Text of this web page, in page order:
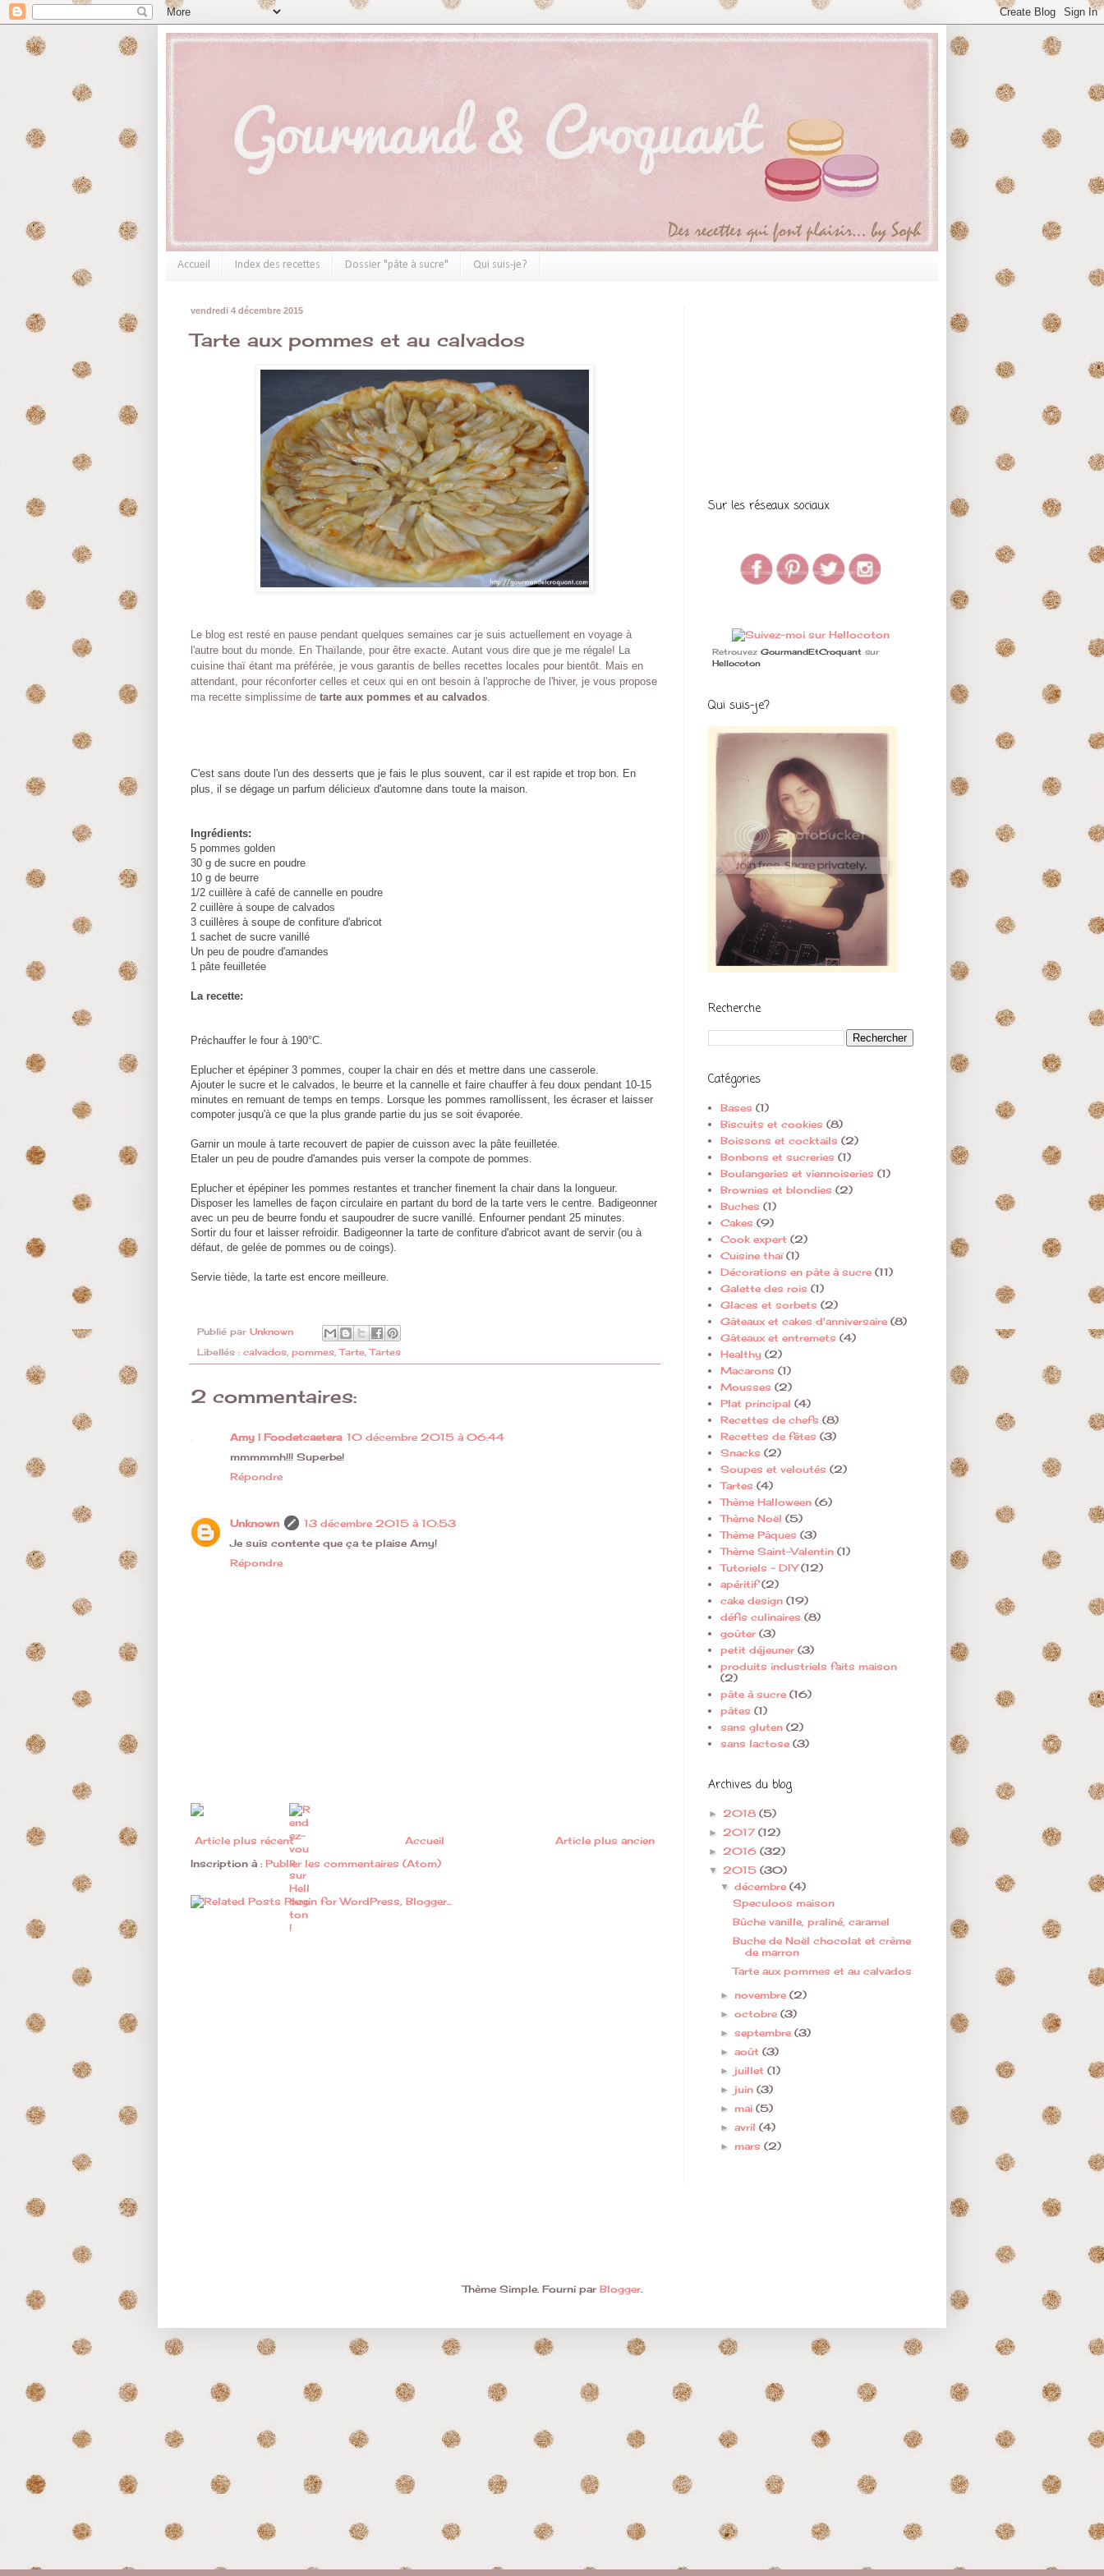
Accueil Index des recettes Dossier "pâte à sucre" Qui suis-je?
vendredi 4 décembre 2015
Tarte aux pommes et au calvados
Le blog est resté en pause pendant quelques semaines car je suis actuellement en voyage à
l'autre bout du monde. En Thaïlande, pour être exacte. Autant vous dire que je me régale! La
cuisine thaï étant ma préférée, je vous garantis de belles recettes locales pour bientôt. Mais en
attendant, pour réconforter celles et ceux qui en ont besoin à l'approche de l'hiver, je vous propose
ma recette simplissime de tarte aux pommes et au calvados.
C'est sans doute l'un des desserts que je fais le plus souvent, car il est rapide et trop bon. En
plus, il se dégage un parfum délicieux d'automne dans toute la maison.
Ingrédients:
5 pommes golden
30 g de sucre en poudre
10 g de beurre
1/2 cuillère à café de cannelle en poudre
2 cuillère à soupe de calvados
3 cuillères à soupe de confiture d'abricot
1 sachet de sucre vanillé
Un peu de poudre d'amandes
1 pâte feuilletée
La recette:
Préchauffer le four à 190°C.
Eplucher et épépiner 3 pommes, couper la chair en dés et mettre dans une casserole.
Ajouter le sucre et le calvados, le beurre et la cannelle et faire chauffer à feu doux pendant 10-15
minutes en remuant de temps en temps. Lorsque les pommes ramollissent, les écraser et laisser
compoter jusqu'à ce que la plus grande partie du jus se soit évaporée.
Garnir un moule à tarte recouvert de papier de cuisson avec la pâte feuilletée.
Etaler un peu de poudre d'amandes puis verser la compote de pommes.
Eplucher et épépiner les pommes restantes et trancher finement la chair dans la longueur.
Disposer les lamelles de façon circulaire en partant du bord de la tarte vers le centre. Badigeonner
avec un peu de beurre fondu et saupoudrer de sucre vanillé. Enfourner pendant 25 minutes.
Sortir du four et laisser refroidir. Badigeonner la tarte de confiture d'abricot avant de servir (ou à
défaut, de gelée de pommes ou de coings).
Servie tiède, la tarte est encore meilleure.
Publié par Unknown
Libellés : calvados, pommes,Tarte,Tartes
2 commentaires:
Amy | Foodetcaetera 10 décembre 2015 à 06:44
mmmmmh!!! Superbe!
Répondre
Unknown
13 décembre 2015 à 10:53
Je suis contente que ça te plaise Amy!
Répondre
Article plus récent Article plus ancien
Accueil
Inscription à : Publier les commentaires (Atom)
Sur les réseaux sociaux
Retrouvez GourmandEtCroquant sur
Hellocoton
Qui suis-je?
Recherche
Catégories
Bases (1)
Biscuits et cookies (8)
Boissons et cocktails (2)
Bonbons et sucreries (1)
Boulangeries et viennoiseries (1)
Brownies et blondies (2)
Buches (1)
Cakes (9)
Cook expert (2)
Cuisine thaï (1)
Décorations en pâte à sucre (11)
Galette des rois (1)
Glaces et sorbets (2)
Gâteaux et cakes d'anniversaire (8)
Gâteaux et entremets (4)
Healthy (2)
Macarons (1)
Mousses (2)
Plat principal (4)
Recettes de chefs (8)
Recettes de fêtes (3)
Snacks (2)
Soupes et veloutés (2)
Tartes (4)
Thème Halloween (6)
Thème Noël (5)
Thème Pâques (3)
Thème Saint-Valentin (1)
Tutoriels - DIY (12)
apéritif (2)
cake design (19)
défis culinaires (8)
goûter (3)
petit déjeuner (3)
produits industriels faits maison
(2)
pâte à sucre (16)
pâtes (1)
sans gluten (2)
sans lactose (3)
Archives du blog
► 2018 (5)
► 2017 (12)
► 2016 (32)
▼ 2015 (30)
▼décembre(4)
Speculoos maison
Bûche vanille, praliné, caramel
Buche de Noël chocolat et crème
de marron
Tarte aux pommes et au calvados
► novembre(2)
►octobre(3)
►septembre(3)
►août(3)
► juillet(1)
► juin(3)
► mai(5)
►avril(4)
► mars(2)
Thème Simple. Fourni par Blogger.